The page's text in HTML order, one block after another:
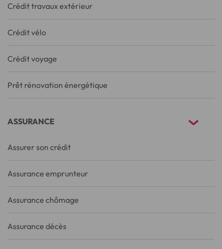
Crédit travaux extérieur
Crédit vélo
Crédit voyage
Prêt rénovation énergétique
ASSURANCE
Assurer son crédit
Assurance emprunteur
Assurance chômage
Assurance décès